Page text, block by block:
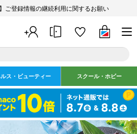
ご登録情報の継続利用に関するお願い
ス・ビューティー スクール・ホビー